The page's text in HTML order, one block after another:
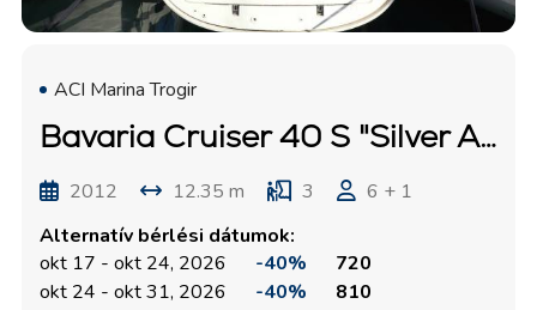
ACI Marina Trogir
Bavaria Cruiser 40 S "Silver Arrow"
2012 12.35 m 3
6 + 1
Alternatív bérlési dátumok:
okt 17 - okt 24, 2026
-40%
720
okt 24 - okt 31, 2026
-40% 810